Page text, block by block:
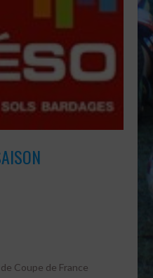
Coupe de France